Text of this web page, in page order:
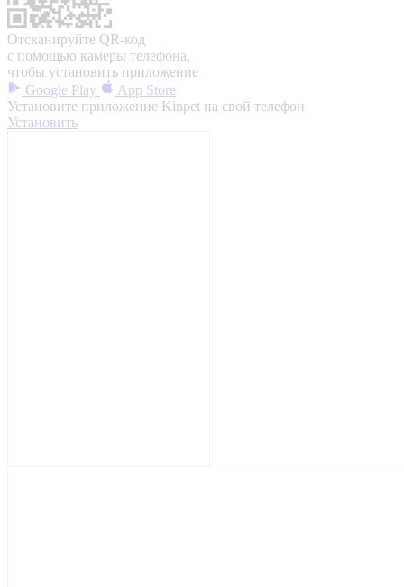
Отсканируйте QR-код
с помощью камеры телефона,
чтобы установить приложение
Google Play
App Store
Установите приложение Kinpet на свой телефон
Установить